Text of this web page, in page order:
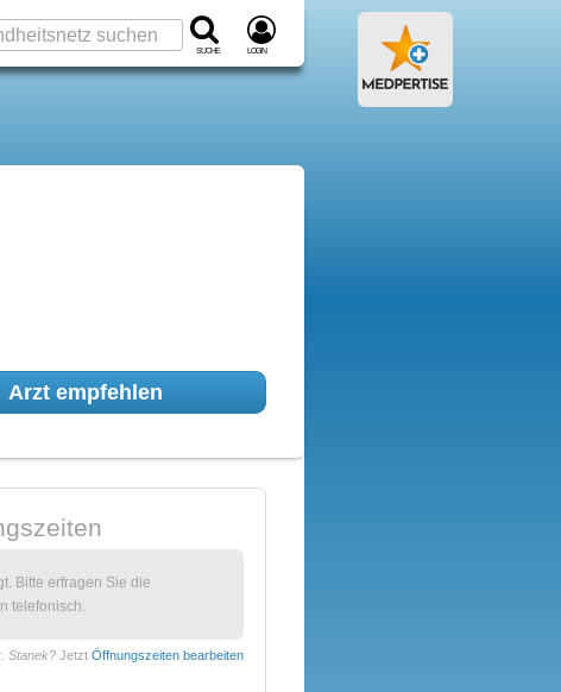
Suche Login
Arzt empfehlen
Bitte erfragen Sie die
telefonisch.
Stanek? Jetzt Öffnungszeiten bearbeiten